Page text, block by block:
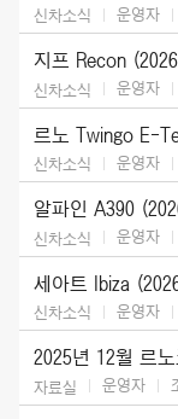
신차소식 운영자
지프 Recon
신차소식 운영자
르노 Twingo E-
신차소식 운영자
알파인 A390
신차소식 운영자
세아트 Ibiza
신차소식 운영자
2025년 12월 르
자료실 운영자